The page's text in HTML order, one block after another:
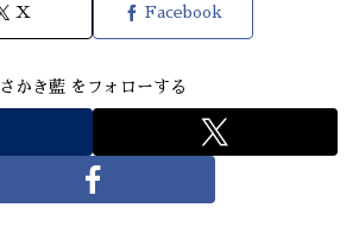
X Facebook
さかき藍 をフォローする